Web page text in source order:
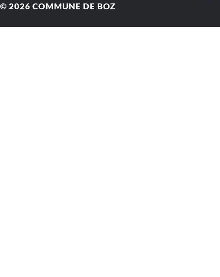
© 2026 COMMUNE DE BOZ